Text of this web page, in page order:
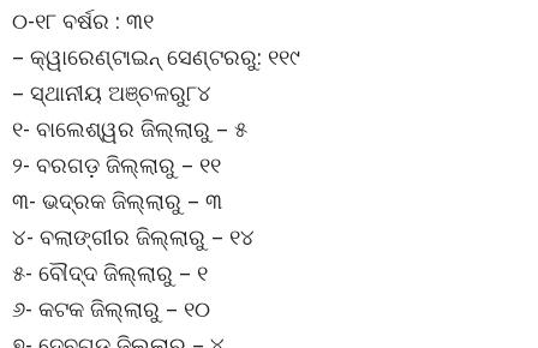
୦-୧୮ ବର୍ଷର : ୩୧
– କ୍ୱାରେଣ୍ଟାଇନ୍ ସେଣ୍ଟରରୁ: ୧୧୯
– ସ୍ଥାନୀୟ ଅଞ୍ଚଳରୁ୮୪
୧- ବାଲେଶ୍ୱର ଜିଲ୍ଲାରୁ – ୫
୨- ବରଗଡ଼ ଜିଲ୍ଲାରୁ – ୧୧
୩- ଭଦ୍ରକ ଜିଲ୍ଲାରୁ – ୩
୪- ବଲାଙ୍ଗୀର ଜିଲ୍ଲାରୁ – ୧୪
୫- ବୌଦ୍ଦ ଜିଲ୍ଲାରୁ – ୧
୬- କଟକ ଜିଲ୍ଲାରୁ – ୧୦